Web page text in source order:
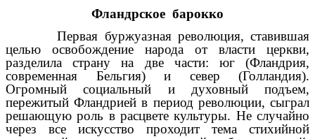
Фландрское барокко
Первая буржуазная революция, ставившая
целью освобождение народа от власти церкви,
разделила страну на две части: юг (Фландрия,
современная Бельгия) и север (Голландия).
Огромный социальный и духовный подъем,
пережитый Фландрией в период революции, сыграл
решающую роль в расцвете культуры. Не случайно
через все искусство проходит тема стихийной